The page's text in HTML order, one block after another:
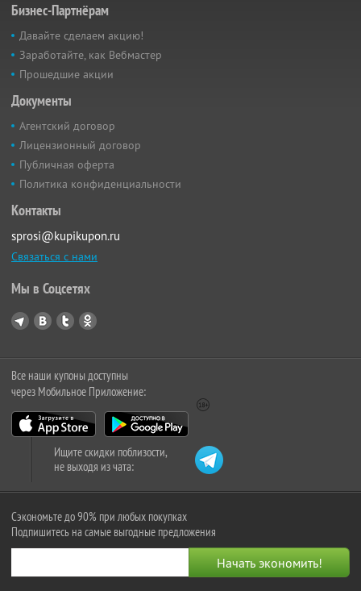
Бизнес-Партнёрам
Давайте сделаем акцию!
Заработайте, как Вебмастер
Прошедшие акции
Документы
Агентский договор
Лицензионный договор
Публичная оферта
Политика конфиденциальности
Контакты
sprosi@kupikupon.ru
Связаться с нами
Мы в Соцсетях
Все наши купоны доступны
через Мобильное Приложение:
Ищите скидки поблизости,
не выходя из чата:
Сэкономьте до 90% при любых покупках
Подпишитесь на самые выгодные предложения